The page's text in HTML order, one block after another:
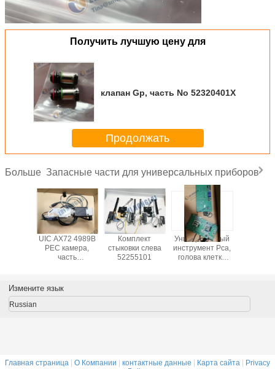
Получить лучшую цену для
клапан Gp, часть No 52320401X
Продолжать
Больше Запасные части для универсальных приборов
UIC AX72 4989B
PEC камера,
часть
Комплект
стыковки слева
52255101
Универсальный
инструмент Pca,
голова клетка
Измените язык
Russian
Главная страница О Компании контактные данные Карта сайта
Privacy